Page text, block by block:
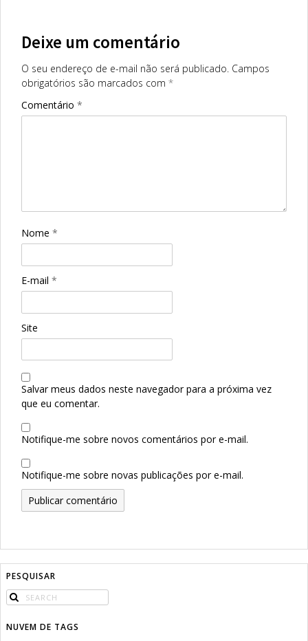
Deixe um comentário
O seu endereço de e-mail não será publicado. Campos
obrigatórios são marcados com *
Comentário *
Nome *
E-mail *
Site
Salvar meus dados neste navegador para a próxima vez
que eu comentar.
Notifique-me sobre novos comentários por e-mail.
Notifique-me sobre novas publicações por e-mail.
PESQUISAR
NUVEM DE TAGS